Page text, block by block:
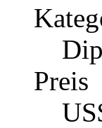
Preis